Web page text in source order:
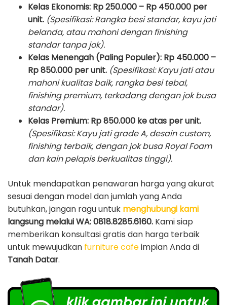
Kelas Ekonomis: Rp 250.000 – Rp 450.000 per
unit. (Spesifikasi: Rangka besi standar, kayu jati
belanda, atau mahoni dengan finishing
standar tanpa jok).
Kelas Menengah (Paling Populer): Rp 450.000 –
Rp 850.000 per unit. (Spesifikasi: Kayu jati atau
mahoni kualitas baik, rangka besi tebal,
finishing premium, terkadang dengan jok busa
standar).
Kelas Premium: Rp 850.000 ke atas per unit.
(Spesifikasi: Kayu jati grade A, desain custom,
finishing terbaik, dengan jok busa Royal Foam
dan kain pelapis berkualitas tinggi).
Untuk mendapatkan penawaran harga yang akurat
sesuai dengan model dan jumlah yang Anda
butuhkan, jangan ragu untuk menghubungi kami
langsung melalui WA: 0818.8285.6160. Kami siap
memberikan konsultasi gratis dan harga terbaik
untuk mewujudkan furniture cafeimpian Anda di
Tanah Datar.